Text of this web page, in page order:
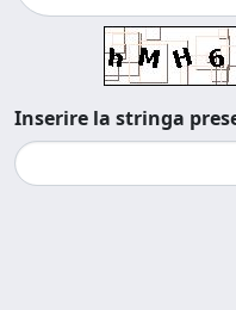
Inserire la stringa